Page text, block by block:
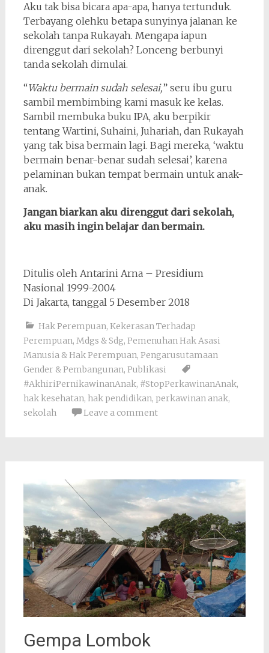
Aku tak bisa bicara apa-apa, hanya tertunduk.
Terbayang olehku betapa sunyinya jalanan ke
sekolah tanpa Rukayah. Mengapa iapun
direnggut dari sekolah? Lonceng berbunyi
tanda sekolah dimulai.
“Waktu bermain sudah selesai,” seru ibu guru
sambil membimbing kami masuk ke kelas.
Sambil membuka buku IPA, aku berpikir
tentang Wartini, Suhaini, Juhariah, dan Rukayah
yang tak bisa bermain lagi. Bagi mereka, ‘waktu
bermain benar-benar sudah selesai’, karena
pelaminan bukan tempat bermain untuk anak-
anak.
Jangan biarkan aku direnggut dari sekolah,
aku masih ingin belajar dan bermain.
Ditulis oleh Antarini Arna – Presidium
Nasional 1999-2004
Di Jakarta, tanggal 5 Desember 2018
Hak Perempuan, Kekerasan Terhadap
Perempuan, Mdgs & Sdg, Pemenuhan Hak Asasi
Manusia & Hak Perempuan, Pengarusutamaan
Gender & Pembangunan, Publikasi
#AkhiriPernikawinanAnak, #StopPerkawinanAnak,
hak kesehatan, hak pendidikan, perkawinan anak,
sekolah
Leave a comment
Gempa Lombok